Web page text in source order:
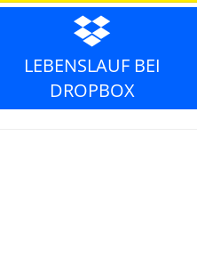
LEBENSLAUF BEI
DROPBOX